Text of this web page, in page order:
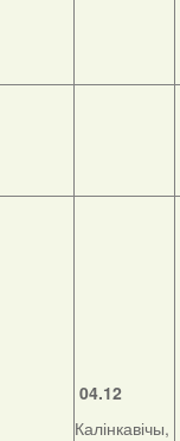
04.12
Калінкавічы,